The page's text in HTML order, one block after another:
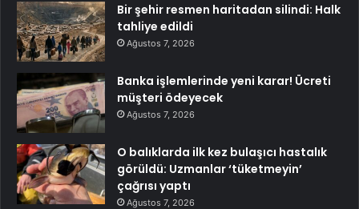
Bir şehir resmen haritadan silindi: Halk
tahliye edildi
Ağustos 7, 2026
Banka işlemlerinde yeni karar! Ücreti
müşteri ödeyecek
Ağustos 7, 2026
O balıklarda ilk kez bulaşıcı hastalık
görüldü: Uzmanlar ‘tüketmeyin’
çağrısı yaptı
Ağustos 7, 2026